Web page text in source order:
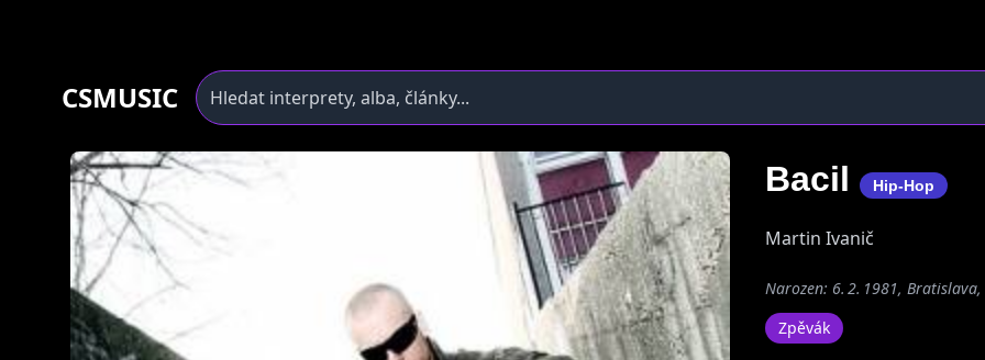
CSMUSIC
Bacil Hip-Hop
Martin Ivanič
Narozen: 6. 2. 1981, Bratislava,
Zpěvák